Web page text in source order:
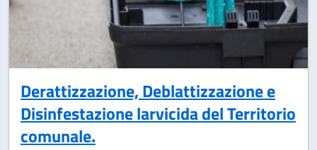
Derattizzazione, Deblattizzazione e
Disinfestazione larvicida del Territorio
comunale.